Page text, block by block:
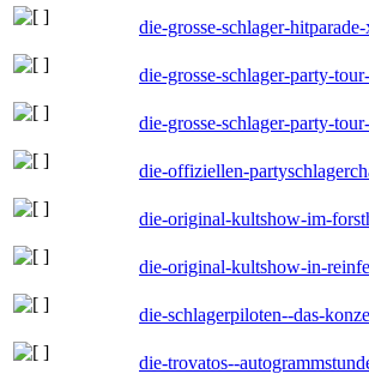
die-grosse-schlager-
die-grosse-schlager-party-
die-grosse-schlager-party-
die-offiziellen-
die-original-kultshow-im-
die-original-kultshow-in-
die-schlagerpiloten--das-
die-trovatos--